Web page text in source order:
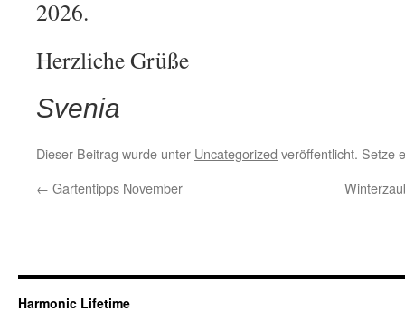
2026.
Herzliche Grüße
Svenia
Dieser Beitrag wurde unter Uncategorized veröffentlicht. Setze
← Gartentipps November
Harmonic Lifetime